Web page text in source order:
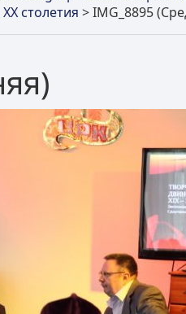
столетия >IMG_8895